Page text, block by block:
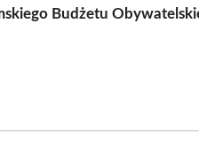
Budżetu